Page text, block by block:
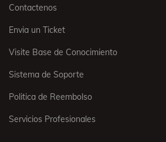
Contactenos
Envia un Ticket
Visite Base de Conocimiento
Sistema de Soporte
Politica de Reembolso
Servicios Profesionales